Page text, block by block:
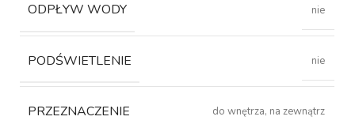
ODPŁYW WODY nie
PODŚWIETLENIE nie
PRZEZNACZENIE do wnętrza, na zewnątrz